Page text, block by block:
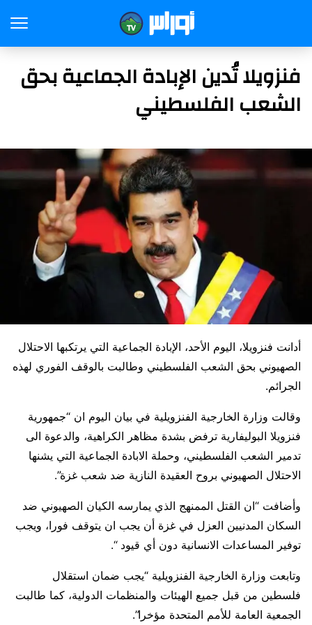
فنزويلا تُدين الإبادة الجماعية بحق
الشعب الفلسطيني
أدانت فنزويلا، اليوم الأحد، الإبادة الجماعية التي يرتكبها الاحتلال
الصهيوني بحق الشعب الفلسطيني وطالبت بالوقف الفوري لهذه
الجرائم.
وقالت وزارة الخارجية الفنزويلية في بيان اليوم ان “جمهورية
فنزويلا البوليفارية ترفض بشدة مظاهر الكراهية، والدعوة الى
تدمير الشعب الفلسطيني، وحملة الابادة الجماعية التي يشنها
الاحتلال الصهيوني بروح العقيدة النازية ضد شعب غزة”.
وأضافت “ان القتل الممنهج الذي يمارسه الكيان الصهيوني ضد
السكان المدنيين العزل في غزة أن يجب ان يتوقف فورا، ويجب
توفير المساعدات الانسانية دون أي قيود “.
وتابعت وزارة الخارجية الفنزويلية “يجب ضمان استقلال
فلسطين من قبل جميع الهيئات والمنظمات الدولية، كما طالبت
الجمعية العامة للأمم المتحدة مؤخرا”.